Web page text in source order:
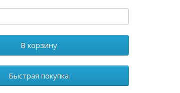
В корзину
Быстрая покупка